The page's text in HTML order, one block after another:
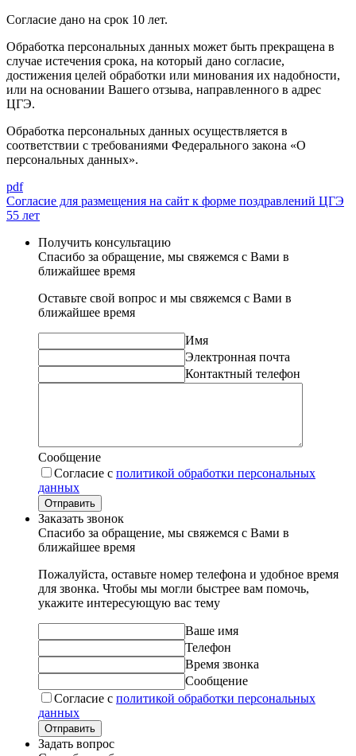
Согласие дано на срок 10 лет.
Обработка персональных данных может быть прекращена в
случае истечения срока, на который дано согласие,
достижения целей обработки или минования их надобности,
или на основании Вашего отзыва, направленного в адрес
ЦГЭ.
Обработка персональных данных осуществляется в
соответствии с требованиями Федерального закона «О
персональных данных».
pdf
Согласие для размещения на сайт к форме поздравлений ЦГЭ
55 лет
Получить консультацию
Спасибо за обращение, мы свяжемся с Вами в
ближайшее время
Оставьте свой вопрос и мы свяжемся с Вами в
ближайшее время
Имя
Электронная почта
Контактный телефон
Сообщение
Согласие с политикой обработки персональных
данных
Отправить
Заказать звонок
Спасибо за обращение, мы свяжемся с Вами в
ближайшее время
Пожалуйста, оставьте номер телефона и удобное время
для звонка. Чтобы мы могли быстрее вам помочь,
укажите интересующую вас тему
Ваше имя
Телефон
Время звонка
Сообщение
Согласие с политикой обработки персональных
данных
Отправить
Задать вопрос